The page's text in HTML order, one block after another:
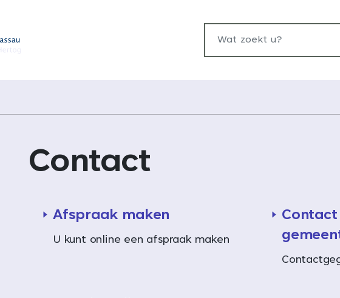
Wat zoekt u?
Contact
Afspraak maken
U kunt online een afspraak maken